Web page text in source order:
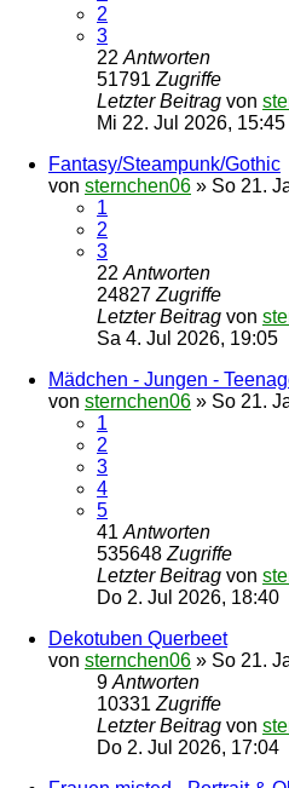
2
3
22 Antworten
51791 Zugriffe
Letzter Beitrag von
Mi 22. Jul 2026, 15:45
Fantasy/Steampunk/Gothic
von sternchen06 » So 21.
1
2
3
22 Antworten
24827 Zugriffe
Letzter Beitrag von
Sa 4. Jul 2026, 19:05
Mädchen - Jungen -
von sternchen06 » So 21.
1
2
3
4
5
41 Antworten
535648 Zugriffe
Letzter Beitrag von
Do 2. Jul 2026, 18:40
Dekotuben Querbeet
von sternchen06 » So 21.
9 Antworten
10331 Zugriffe
Letzter Beitrag von
Do 2. Jul 2026, 17:04